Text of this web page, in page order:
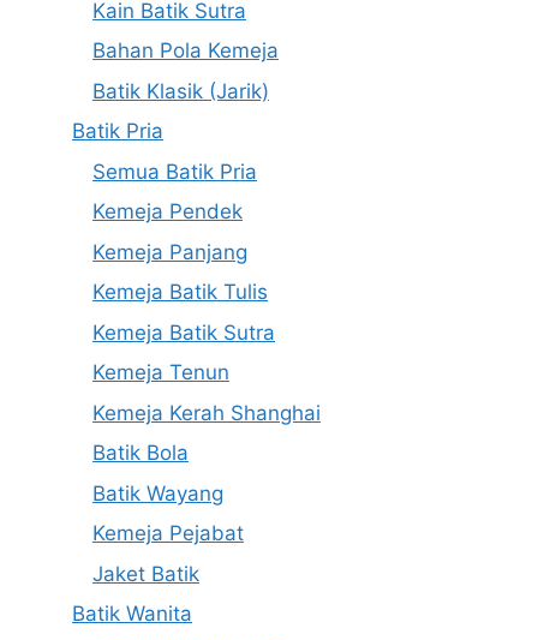
Kain Batik Sutra
Bahan Pola Kemeja
Batik Klasik (Jarik)
Batik Pria
Semua Batik Pria
Kemeja Pendek
Kemeja Panjang
Kemeja Batik Tulis
Kemeja Batik Sutra
Kemeja Tenun
Kemeja Kerah Shanghai
Batik Bola
Batik Wayang
Kemeja Pejabat
Jaket Batik
Batik Wanita